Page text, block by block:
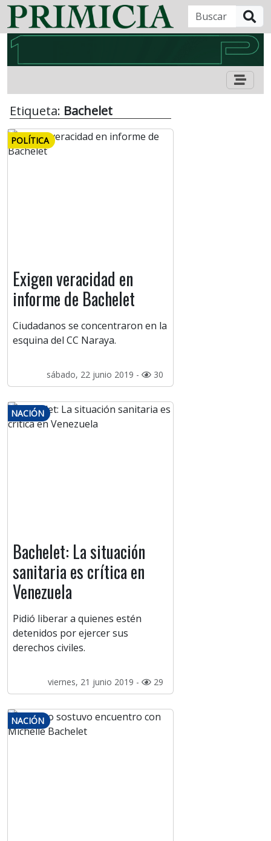
Etiqueta: Bachelet
POLÍTICA
Exigen veracidad en
informe de Bachelet
Ciudadanos se concentraron en la
esquina del CC Naraya.
sábado, 22 junio 2019 - 30
NACIÓN
Bachelet: La situación
sanitaria es crítica en
Venezuela
Pidió liberar a quienes estén
detenidos por ejercer sus
derechos civiles.
viernes, 21 junio 2019 - 29
NACIÓN